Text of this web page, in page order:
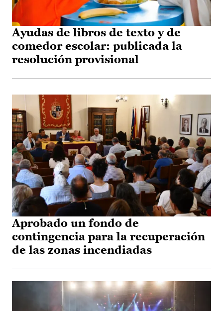
Ayudas de libros de texto y de
comedor escolar: publicada la
resolución provisional
Aprobado un fondo de
contingencia para la recuperación
de las zonas incendiadas